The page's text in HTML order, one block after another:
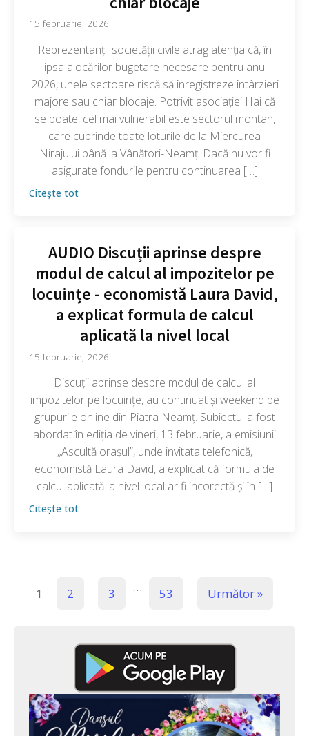
15 februarie, 2026
Reprezentanții societății civile atrag atenția că, în
lipsa alocărilor bugetare necesare pentru anul
2026, unele sectoare riscă să înregistreze întârzieri
majore sau chiar blocaje. Potrivit asociației Hai că
se poate, cel mai vulnerabil este sectorul montan,
care cuprinde toate loturile de la Miercurea
Nirajului până la Vânători-Neamț. Dacă nu vor fi
asigurate fondurile pentru continuarea […]
Citește tot
AUDIO Discuții aprinse despre
modul de calcul al impozitelor pe
locuințe - economistă Laura David,
a explicat formula de calcul
aplicată la nivel local
15 februarie, 2026
Discuții aprinse despre modul de calcul al
impozitelor pe locuințe, au continuat și weekend pe
grupurile online din Piatra Neamț. Subiectul a fost
abordat în ediția de vineri, 13 februarie, a emisiunii
„Ascultă orașul”, unde invitata telefonică,
economistă Laura David, a explicat că formula de
calcul aplicată la nivel local ar fi incorectă și în […]
Citește tot
1 2 3 … 53 Următor »